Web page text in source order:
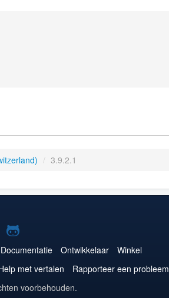
/ 3.9.2.1
op
Joomla!
op
GitHub
Documentatie Ontwikkelaar
Winkel
met vertalen Rapporteer een probleem
voorbehouden.